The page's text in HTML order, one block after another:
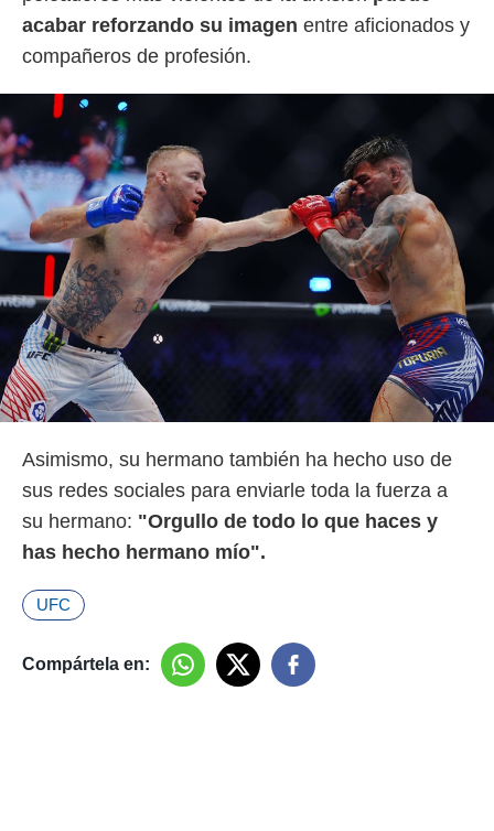
acabar reforzando su imagen entre aficionados y
compañeros de profesión.
Asimismo, su hermano también ha hecho uso de
sus redes sociales para enviarle toda la fuerza a
su hermano: "Orgullo de todo lo que haces y
has hecho hermano mío".
UFC
Compártela en: